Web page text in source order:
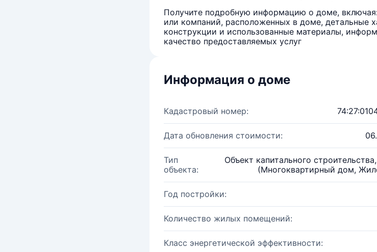
Получите подробную информацию о доме,
или компаний, расположенных в доме, детальные
конструкции и использованные материалы,
качество предоставляемых услуг
Информация о доме
Кадастровый номер:
Дата обновления стоимости:
Тип
объекта:
Объект капитального
(Многоквартирный дом,
Год постройки:
Количество жилых помещений:
Класс энергетической эффективности: